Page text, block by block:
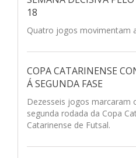
18
Quatro jogos movimentam
COPA CATARINENSE
Á SEGUNDA FASE
Dezesseis jogos marcaram
segunda rodada da Copa
Catarinense de Futsal.